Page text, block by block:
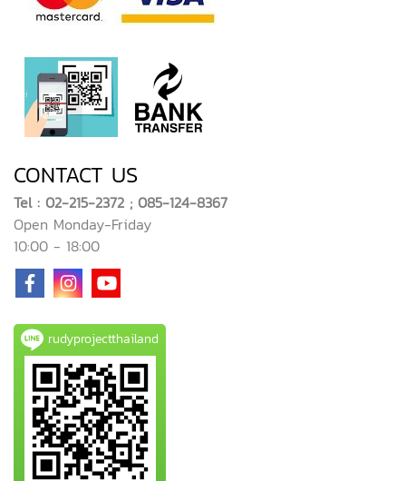
CONTACT US
Tel : 02-215-2372 ; 085-124-8367
Open Monday-Friday
10:00 - 18:00
rudyprojectthailand